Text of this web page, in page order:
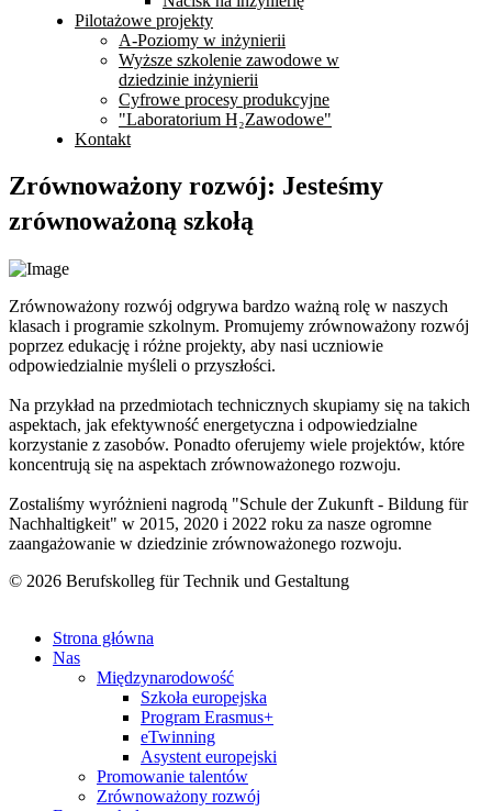
Pilotażowe projekty
A-Poziomy w inżynierii
Wyższe szkolenie zawodowe w
dziedzinie inżynierii
Cyfrowe procesy produkcyjne
"Laboratorium H₂Zawodowe"
Kontakt
Zrównoważony rozwój: Jesteśmy
zrównoważoną szkołą
Zrównoważony rozwój odgrywa bardzo ważną rolę w naszych
klasach i programie szkolnym. Promujemy zrównoważony rozwój
poprzez edukację i różne projekty, aby nasi uczniowie
odpowiedzialnie myśleli o przyszłości.
Na przykład na przedmiotach technicznych skupiamy się na takich
aspektach, jak efektywność energetyczna i odpowiedzialne
korzystanie z zasobów. Ponadto oferujemy wiele projektów, które
koncentrują się na aspektach zrównoważonego rozwoju.
Zostaliśmy wyróżnieni nagrodą "Schule der Zukunft - Bildung für
Nachhaltigkeit" w 2015, 2020 i 2022 roku za nasze ogromne
zaangażowanie w dziedzinie zrównoważonego rozwoju.
© 2026 Berufskolleg für Technik und Gestaltung
Strona główna
Nas
Międzynarodowość
Szkoła europejska
Program Erasmus+
eTwinning
Asystent europejski
Promowanie talentów
Zrównoważony rozwój